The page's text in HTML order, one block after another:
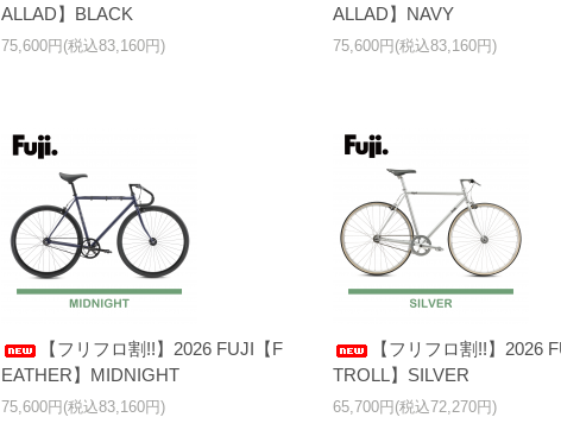
ALLAD】BLACK
75,600円(税込83,160円)
ALLAD】NAVY
75,600円(税込83,160円)
【フリフロ割!!】2026 FUJI【F
EATHER】MIDNIGHT
75,600円(税込83,160円)
【フリフロ割!!】2026
TROLL】SILVER
65,700円(税込72,270円)